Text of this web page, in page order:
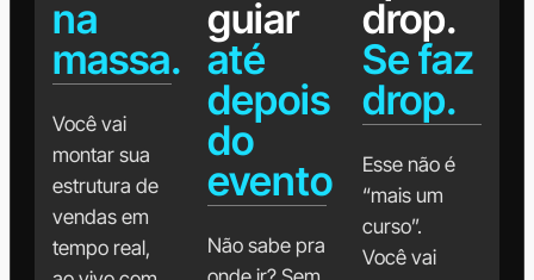
na
massa.
Você vai
montar sua
estrutura de
vendas em
tempo real,
guiar
até
depois
do
evento
Não sabe pra
drop.
Se faz
drop.
Esse não é
“mais um
curso”.
Você vai